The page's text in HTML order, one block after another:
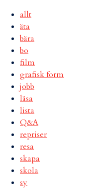
allt
äta
bära
bo
film
grafisk form
jobb
läsa
lista
Q&A
repriser
resa
skapa
skola
sy